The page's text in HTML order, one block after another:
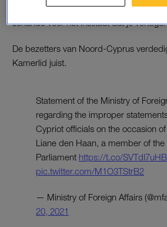
Cypriotische minister van Financiën
schande voor het instituut dat je
De bezetters van Noord-Cyprus
Kamerlid juist.
Statement of the Ministry of
regarding the improper
Cypriot officials on the occasion
Liane den Haan, a member of the
Parliament https://t.co/
pic.twitter.com/M1O3TStrB2
— Ministry of Foreign Affairs
20, 2021